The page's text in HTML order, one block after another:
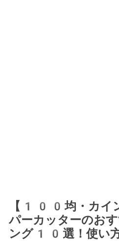
【100均・カイ
パーカッターのお
ング10選！使い